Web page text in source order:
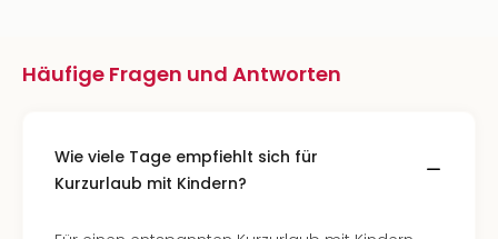
Häufige Fragen und Antworten
Wie viele Tage empfiehlt sich für
Kurzurlaub mit Kindern?